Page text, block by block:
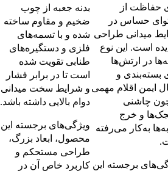
حفاظت از
حساس در
میدانی طراحی
است. این نوع
در ارتش‌ها
بسته‌بندی و
ایمن اقلام مهمی
چاشنی
و خرج
به‌کار می‌رفته
برجسته این
بدنه جعبه از چوب
ضخیم و مقاوم ساخته
شده و با تسمه‌های
فلزی و دستگیره‌های
طنابی تقویت شده
است تا در برابر فشار
و شرایط سخت میدانی
دوام بالایی داشته باشد.
ویژگی‌های برجسته این
محصول، ابعاد بزرگ،
طراحی مستحکم و
کاربرد خاص آن در